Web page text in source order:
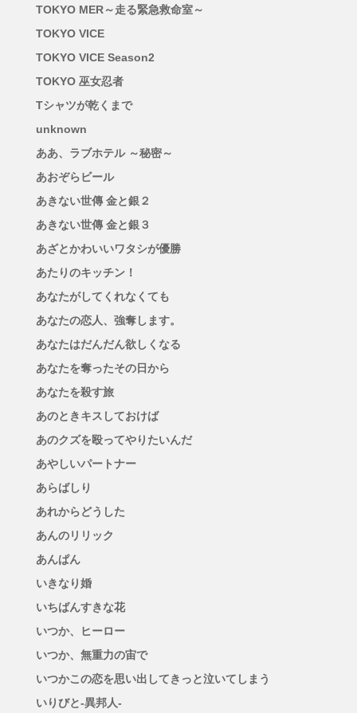
TOKYO MER～走る緊急救命室～
TOKYO VICE
TOKYO VICE Season2
TOKYO 巫女忍者
Tシャツが乾くまで
unknown
ああ、ラブホテル ～秘密～
あおぞらビール
あきない世傳 金と銀２
あきない世傳 金と銀３
あざとかわいいワタシが優勝
あたりのキッチン！
あなたがしてくれなくても
あなたの恋人、強奪します。
あなたはだんだん欲しくなる
あなたを奪ったその日から
あなたを殺す旅
あのときキスしておけば
あのクズを殴ってやりたいんだ
あやしいパートナー
あらばしり
あれからどうした
あんのリリック
あんぱん
いきなり婚
いちばんすきな花
いつか、ヒーロー
いつか、無重力の宙で
いつかこの恋を思い出してきっと泣いてしまう
いりびと-異邦人-